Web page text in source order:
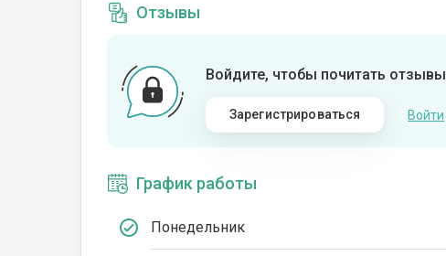
Отзывы
Войдите, чтобы почитать отзывы
Зарегистрироваться Войти
График работы
Понедельник